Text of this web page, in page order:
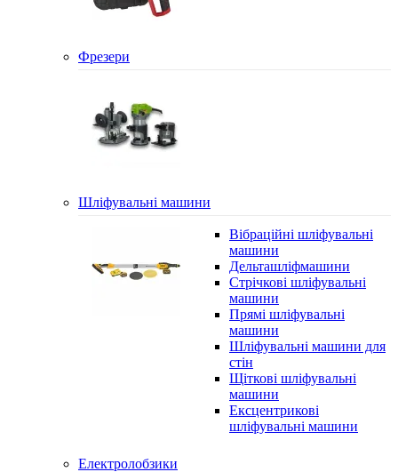
Фрезери
Шліфувальні машини
Вібраційні шліфувальні
машини
Дельташліфмашини
Стрічкові шліфувальні
машини
Прямі шліфувальні
машини
Шліфувальні машини для
стін
Щіткові шліфувальні
машини
Ексцентрикові
шліфувальні машини
Електролобзики